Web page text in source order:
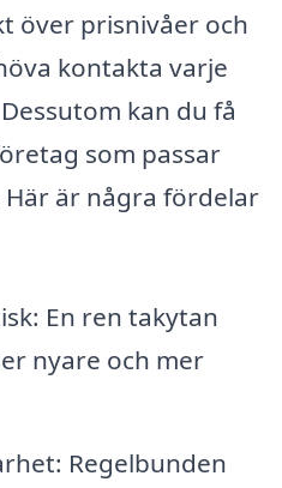
över prisnivåer och
kontakta varje
kan du få
som passar
är några fördelar
En ren takytan
nyare och mer
Regelbunden